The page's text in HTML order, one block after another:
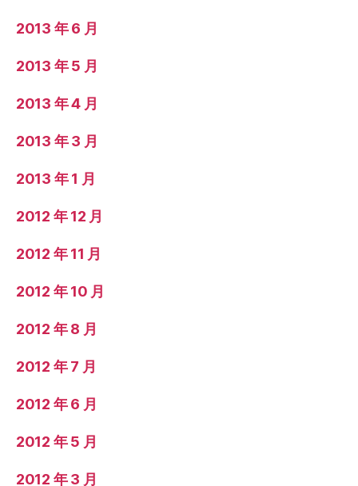
2013 年 6 月
2013 年 5 月
2013 年 4 月
2013 年 3 月
2013 年 1 月
2012 年 12 月
2012 年 11 月
2012 年 10 月
2012 年 8 月
2012 年 7 月
2012 年 6 月
2012 年 5 月
2012 年 3 月